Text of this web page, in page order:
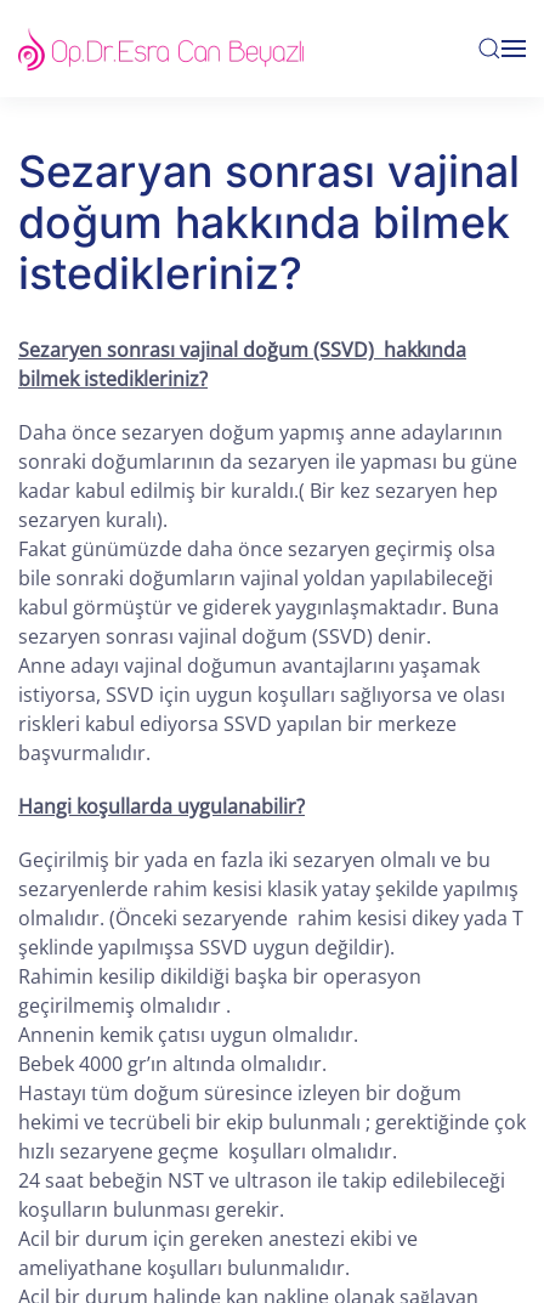
Skip to main content
Sezaryan sonrası vajinal
doğum hakkında bilmek
istedikleriniz?
Sezaryen sonrası vajinal doğum (SSVD) hakkında
bilmek istedikleriniz?
Daha önce sezaryen doğum yapmış anne adaylarının
sonraki doğumlarının da sezaryen ile yapması bu güne
kadar kabul edilmiş bir kuraldı.( Bir kez sezaryen hep
sezaryen kuralı).
Fakat günümüzde daha önce sezaryen geçirmiş olsa
bile sonraki doğumların vajinal yoldan yapılabileceği
kabul görmüştür ve giderek yaygınlaşmaktadır. Buna
sezaryen sonrası vajinal doğum (SSVD) denir.
Anne adayı vajinal doğumun avantajlarını yaşamak
istiyorsa, SSVD için uygun koşulları sağlıyorsa ve olası
riskleri kabul ediyorsa SSVD yapılan bir merkeze
başvurmalıdır.
Hangi koşullarda uygulanabilir?
Geçirilmiş bir yada en fazla iki sezaryen olmalı ve bu
sezaryenlerde rahim kesisi klasik yatay şekilde yapılmış
olmalıdır. (Önceki sezaryende rahim kesisi dikey yada T
şeklinde yapılmışsa SSVD uygun değildir).
Rahimin kesilip dikildiği başka bir operasyon
geçirilmemiş olmalıdır .
Annenin kemik çatısı uygun olmalıdır.
Bebek 4000 gr’ın altında olmalıdır.
Hastayı tüm doğum süresince izleyen bir doğum
hekimi ve tecrübeli bir ekip bulunmalı ; gerektiğinde çok
hızlı sezaryene geçme koşulları olmalıdır.
24 saat bebeğin NST ve ultrason ile takip edilebileceği
koşulların bulunması gerekir.
Acil bir durum için gereken anestezi ekibi ve
ameliyathane koşulları bulunmalıdır.
Acil bir durum halinde kan nakline olanak sağlayan